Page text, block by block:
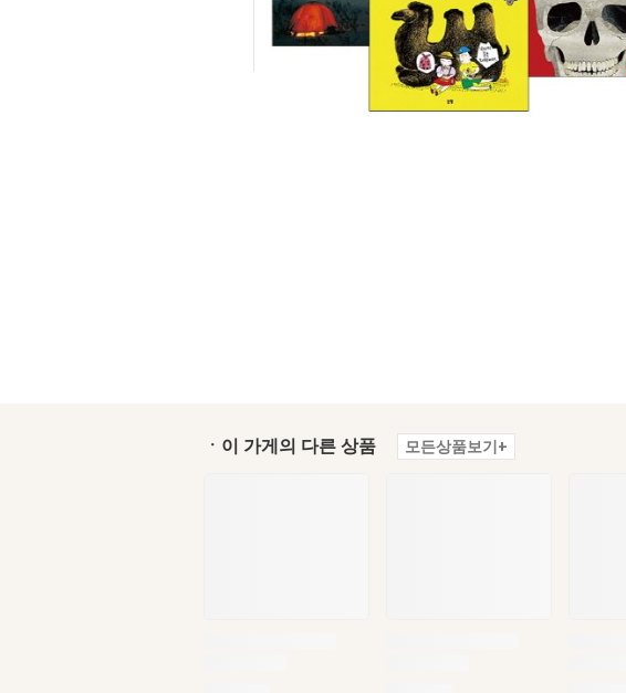
ㆍ이 가게의 다른 상품 모든상품보기+